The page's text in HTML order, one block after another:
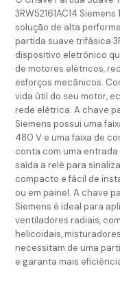
3RW52161AC14
solução de alta
partida suave trifásica
dispositivo eletrônico
de motores elétricos,
esforços mecânicos.
vida útil do seu motor,
rede elétrica. A chave
Siemens possui uma
480 V e uma faixa de
conta com uma
saída a relé para
compacto e fácil de
ou em painel. A chave
Siemens é ideal para
ventiladores radiais,
helicoidais,
necessitam de uma
e garanta mais